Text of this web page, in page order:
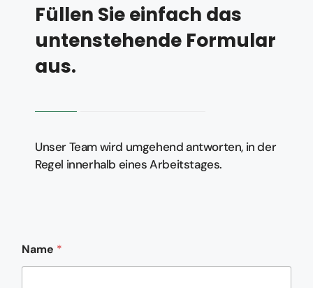
Füllen Sie einfach das
untenstehende Formular
aus.
Unser Team wird umgehend antworten, in der
Regel innerhalb eines Arbeitstages.
Name *